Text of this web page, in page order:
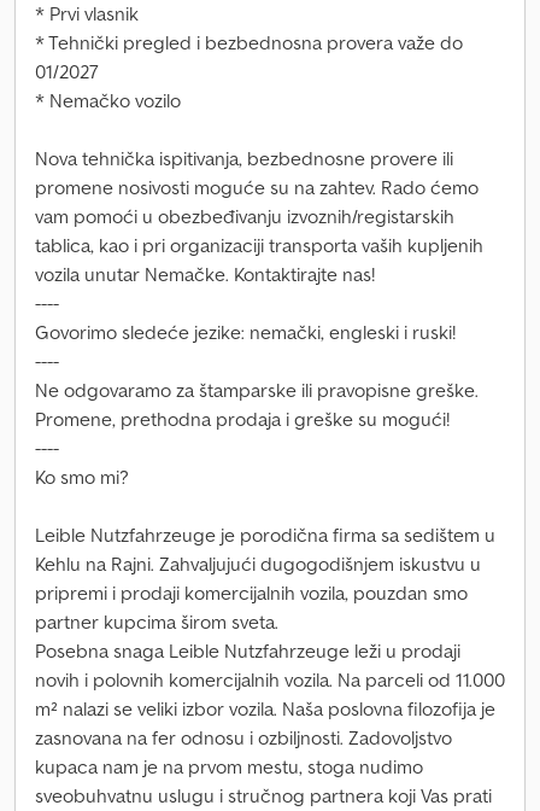
* Prvi vlasnik
* Tehnički pregled i bezbednosna provera važe do
01/2027
* Nemačko vozilo
Nova tehnička ispitivanja, bezbednosne provere ili
promene nosivosti moguće su na zahtev. Rado ćemo
vam pomoći u obezbeđivanju izvoznih/registarskih
tablica, kao i pri organizaciji transporta vaših kupljenih
vozila unutar Nemačke. Kontaktirajte nas!
----
Govorimo sledeće jezike: nemački, engleski i ruski!
----
Ne odgovaramo za štamparske ili pravopisne greške.
Promene, prethodna prodaja i greške su mogući!
----
Ko smo mi?
Leible Nutzfahrzeuge je porodična firma sa sedištem u
Kehlu na Rajni. Zahvaljujući dugogodišnjem iskustvu u
pripremi i prodaji komercijalnih vozila, pouzdan smo
partner kupcima širom sveta.
Posebna snaga Leible Nutzfahrzeuge leži u prodaji
novih i polovnih komercijalnih vozila. Na parceli od 11.000
m² nalazi se veliki izbor vozila. Naša poslovna filozofija je
zasnovana na fer odnosu i ozbiljnosti. Zadovoljstvo
kupaca nam je na prvom mestu, stoga nudimo
sveobuhvatnu uslugu i stručnog partnera koji Vas prati